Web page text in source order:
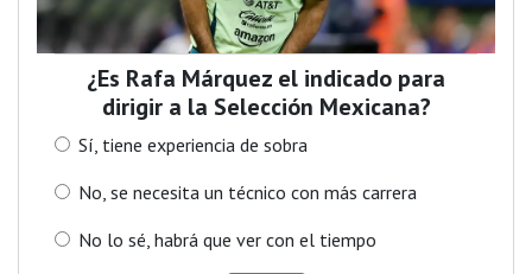
¿Es Rafa Márquez el indicado para
dirigir a la Selección Mexicana?
Sí, tiene experiencia de sobra
No, se necesita un técnico con más carrera
No lo sé, habrá que ver con el tiempo